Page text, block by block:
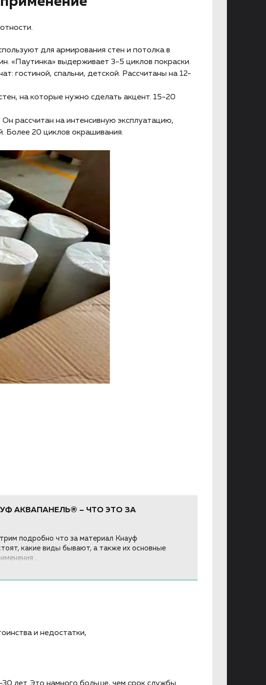
для армирования стен и потолка в
«Паутинка» выдерживает 3-5 циклов покраски.
гостиной, спальни, детской. Рассчитаны на 12-
на которые нужно сделать акцент. 15-20
рассчитан на интенсивную эксплуатацию,
Более 20 циклов окрашивания.
АКВАПАНЕЛЬ® – ЧТО ЭТО ЗА
подробно что за материал Кнауф
какие виды бывают, а также их основные
и недостатки,